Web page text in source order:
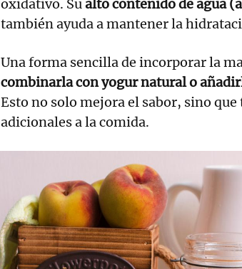
oxidativo. Sualto contenido de agua
también ayuda a mantener la
Una forma sencilla de incorporar la
combinarla con yogur natural o
Esto no solo mejora el sabor, sino
adicionales a la comida.